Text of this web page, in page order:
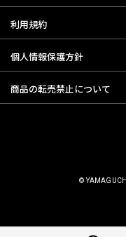
パスワードによりなさ
なされたものとみなしま
1．会員は、住所、電話番
合は、当サイト所定の
2．前項の届出がなかった
一切その責任を負わな
利用規約
個人情報保護方針
商品の転売禁止について
©